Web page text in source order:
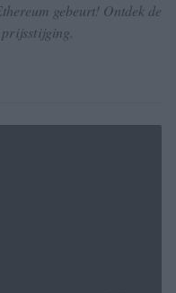
gebeurt! Ontdek de
prijsstijging.